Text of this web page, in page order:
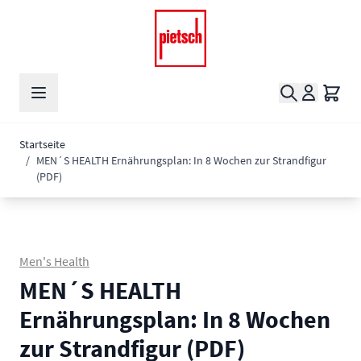
Suche
Startseite
/ MEN´S HEALTH Ernährungsplan: In 8 Wochen zur Strandfigur
(PDF)
Men's Health
MEN´S HEALTH
Ernährungsplan: In 8 Wochen
zur Strandfigur (PDF)